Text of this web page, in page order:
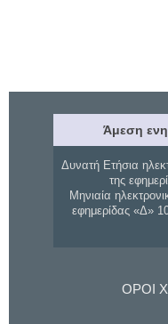
Άμεση
Δυνατή Ετήσια
της
Μηνιαία
εφημερίδας «Δ»
ΟΡΟΙ